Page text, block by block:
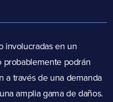
involucradas en un
podrán
a través de una demanda
amplia gama de daños.